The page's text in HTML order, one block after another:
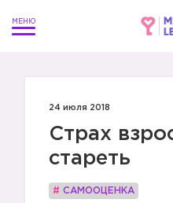
24 июля 2018
Страх
стареть
# САМООЦЕНКА